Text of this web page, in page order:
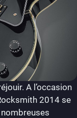
A l’occasion
2014 se